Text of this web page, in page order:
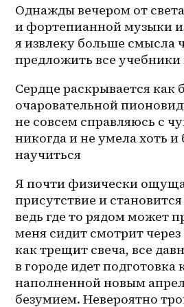
Однажды вечером от
и фортепианной музыки
я извлеку больше смысла
предложить все учебники
Сердце раскрывается как
очаровательной
не совсем справляюсь с
никогда и не умела хоть
научиться
Я почти физически
присутствие и становится
ведь где то рядом может
меня сидит смотрит
как трещит свеча, все
в городе идет подготовка
наполненной новым
безумием. Невероятно